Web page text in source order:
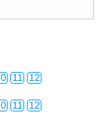
11 12
11 12
11 12